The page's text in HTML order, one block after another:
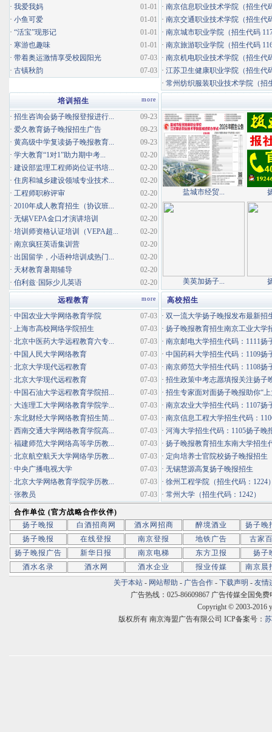
· 南京信息职业技术学院（招生代
· 南京交通职业技术学院（招生代
· 南京城市职业学院（招生代码
· 南京旅游职业学院（招生代码
· 南京机电职业技术学院（招生代
· 江苏卫生健康职业学院（招生代
· 常州纺织服装职业技术学院（招
01-01
· 我爱我妈
01-01
· 小鱼可爱
01-01
· “活宝”现形记
01-01
· 寒游也趣味
07-03
· 带着奥运激情享受校园阳光
07-03
· 古镇秋韵
盐城市经贸...
美英加扬子...
高校招生
· 双一流大学扬子晚报发布最新招
· 扬子晚报教育招生南京工业大学
· 南京邮电大学招生代码：1111扬
· 中国药科大学招生代码：1109扬
· 南京师范大学招生代码：1108扬
· 招生政策中考志愿填报关注扬子
· 招生专家面对面扬子晚报助你“上
· 南京农业大学招生代码：1107扬
· 南京信息工程大学招生代码：
· 河海大学招生代码：1105扬子晚
· 扬子晚报教育招生东南大学招生
· 定向培养士官院校扬子晚报招生
· 无锡慧源高复扬子晚报招生
· 徐州工程学院（招生代码：1224
· 常州大学（招生代码：1242）
more
培训招生
09-23
· 招生咨询会扬子晚报登报进行...
09-23
· 爱久教育扬子晚报招生广告
09-23
· 黄高级中学复读扬子晚报教育...
02-20
· 学大教育“1对1”助力期中考...
02-20
· 建设部监理工程师岗位证书培...
02-20
· 住房和城乡建设领域专业技术...
02-20
· 工程师职称评审
02-20
· 2010年成人教育招生（协议班...
02-20
· 无锡VEPA金口才演讲培训
02-20
· 培训师资格认证培训（VEPA超...
02-20
· 南京疯狂英语集训营
02-20
· 出国留学，小语种培训成热门...
02-20
· 天材教育暑期辅导
02-20
· 伯利兹·国际少儿英语
more
远程教育
07-03
· 中国农业大学网络教育学院
07-03
· 上海市高校网络学院招生
07-03
· 北京中医药大学远程教育六专...
07-03
· 中国人民大学网络教育
07-03
· 北京大学现代远程教育
07-03
· 北京大学现代远程教育
07-03
· 中国石油大学远程教育学院招...
07-03
· 大连理工大学网络教育学院学...
07-03
· 东北财经大学网络教育招生简...
07-03
· 西南交通大学网络教育学院高...
07-03
· 福建师范大学网络高等学历教...
07-03
· 北京航空航天大学网络学历教...
07-03
· 中央广播电视大学
07-03
· 北京大学网络教育学院学历教...
07-03
· 张教员
合作单位 (官方战略合作伙伴)
扬子晚报
白酒招商网 酒水网招商 醉境酒业
扬子晚
扬子晚报
在线登报 南京登报 地铁广告
古家
扬子晚报广告
新华日报 南京电梯 东方卫报
扬子
酒水名录
酒水网 酒水企业 报业传媒
南京晨
关于本站 - 网站帮助 - 广告合作 - 下载声明 - 友情
广告热线：025-86609867 广告传媒全国免费
Copyright © 2003-2016
版权所有 南京海盟广告有限公司 ICP备案号：